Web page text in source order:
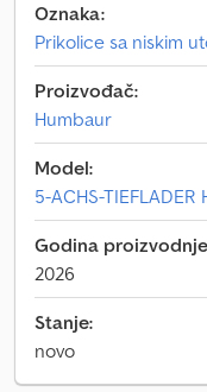
Oznaka:
Prikolice sa niskim
Proizvođač:
Humbaur
Model:
5-ACHS-
Godina
2026
Stanje:
novo